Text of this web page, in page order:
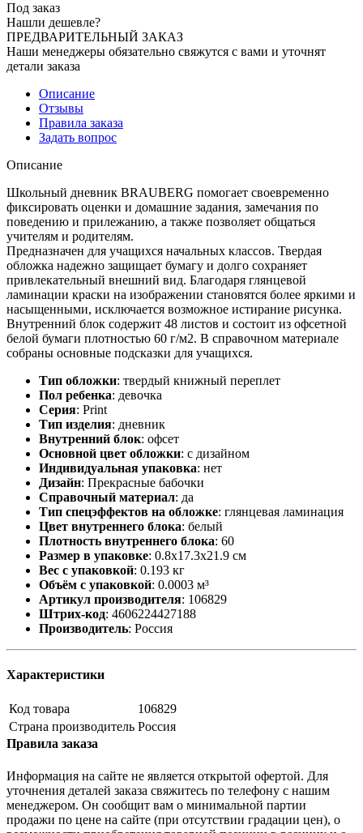
Под заказ
Нашли дешевле?
ПРЕДВАРИТЕЛЬНЫЙ ЗАКАЗ
Наши менеджеры обязательно свяжутся с вами и уточнят
детали заказа
Описание
Отзывы
Правила заказа
Задать вопрос
Описание
Школьный дневник BRAUBERG помогает своевременно
фиксировать оценки и домашние задания, замечания по
поведению и прилежанию, а также позволяет общаться
учителям и родителям.
Предназначен для учащихся начальных классов. Твердая
обложка надежно защищает бумагу и долго сохраняет
привлекательный внешний вид. Благодаря глянцевой
ламинации краски на изображении становятся более яркими и
насыщенными, исключается возможное истирание рисунка.
Внутренний блок содержит 48 листов и состоит из офсетной
белой бумаги плотностью 60 г/м2. В справочном материале
собраны основные подсказки для учащихся.
Тип обложки: твердый книжный переплет
Пол ребенка: девочка
Серия: Print
Тип изделия: дневник
Внутренний блок: офсет
Основной цвет обложки: с дизайном
Индивидуальная упаковка: нет
Дизайн: Прекрасные бабочки
Справочный материал: да
Тип спецэффектов на обложке: глянцевая ламинация
Цвет внутреннего блока: белый
Плотность внутреннего блока: 60
Размер в упаковке: 0.8x17.3x21.9 см
Вес с упаковкой: 0.193 кг
Объём с упаковкой: 0.0003 м³
Артикул производителя: 106829
Штрих-код: 4606224427188
Производитель: Россия
Характеристики
Код товара
106829
Страна производитель Россия
Правила заказа
Информация на сайте не является открытой офертой. Для
уточнения деталей заказа свяжитесь по телефону с нашим
менеджером. Он сообщит вам о минимальной партии
продажи по цене на сайте (при отсутствии градации цен), о